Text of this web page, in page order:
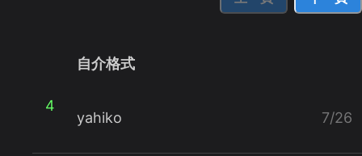
4
自介格式
yahiko 7/26